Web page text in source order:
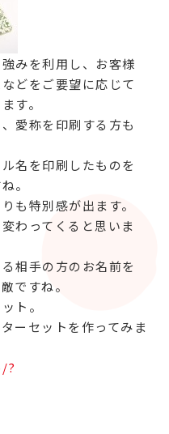
みを利用し、お客様
どをご要望に応じて
す。
愛称を印刷する方も
名を印刷したものを
。
も特別感が出ます。
わってくると思いま
相手の方のお名前を
ですね。
ト。
ーセットを作ってみま
?